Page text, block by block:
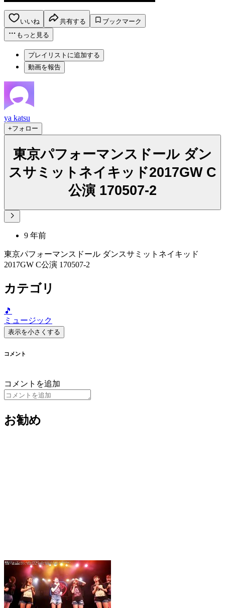
いいね 共有する
ブックマーク
もっと見る
プレイリストに追加する
動画を報告
ya katsu
+フォロー
東京パフォーマンスドール ダン
スサミットネイキッド2017GW C
公演 170507-2
9 年前
東京パフォーマンスドール ダンスサミットネイキッド
2017GW C公演 170507-2
カテゴリ
🎵
ミュージック
表示を小さくする
コメント
コメントを追加
お勧め